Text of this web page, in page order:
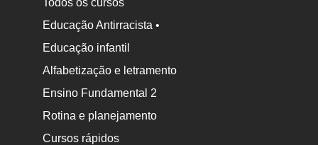
Todos os cursos
Educação Antirracista •
Educação infantil
Alfabetização e letramento
Ensino Fundamental 2
Rotina e planejamento
Cursos rápidos